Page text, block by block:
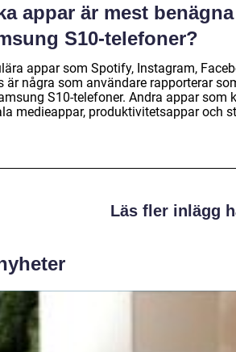
appar är mest
S10-telefoner?
appar som Spotify, Instagram,
är några som användare rapporterar
S10-telefoner. Andra appar som
medieappar, produktivitetsappar och
Läs fler inlägg